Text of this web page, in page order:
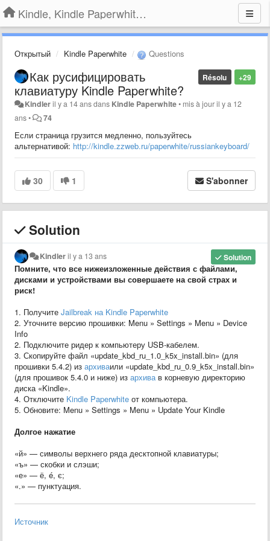
Kindle, Kindle Paperwhite, Kindle Voyage
Открытый Kindle Paperwhite Questions
+29
Résolu
Как русифицировать
клавиатуру Kindle Paperwhite?
Kindleril y a 14 ansdans Kindle Paperwhite• mis à jouril y a 12
ans• 74
Если страница грузится медленно, пользуйтесь
альтернативой: http://kindle.zzweb.ru/paperwhite/russiankeyboard/
30 1 S'abonner
Solution
Solution
Kindleril y a 13 ans
Помните, что все нижеизложенные действия с файлами,
дисками и устройствами вы совершаете на свой страх и
риск!
1. Получите Jailbreak на Kindle Paperwhite
2. Уточните версию прошивки: Menu » Settings » Menu » Device
Info
2. Подключите ридер к компьютеру USB-кабелем.
3. Скопируйте файл «update_kbd_ru_1.0_k5x_install.bin» (для
прошивки 5.4.2) из архиваили «update_kbd_ru_0.9_k5x_install.bin»
(для прошивок 5.4.0 и ниже) из архива в корневую директорию
диска «Kindle».
4. Отключите Kindle Paperwhite от компьютера.
5. Обновите: Menu » Settings » Menu » Update Your Kindle
Долгое нажатие
«й» — символы верхнего ряда десктопной клавиатуры;
«ъ» — скобки и слэши;
«е» — ё, é, є;
«.» — пунктуация.
Источник